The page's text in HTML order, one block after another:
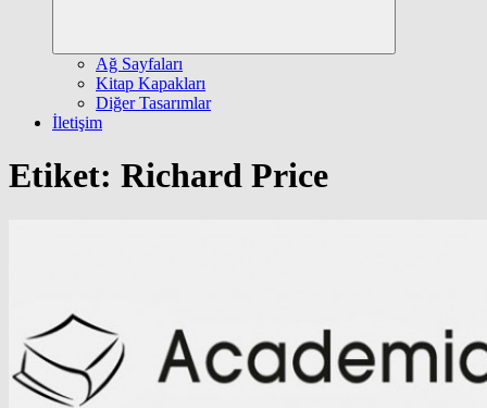
Ağ Sayfaları
Kitap Kapakları
Diğer Tasarımlar
İletişim
Etiket: Richard Price